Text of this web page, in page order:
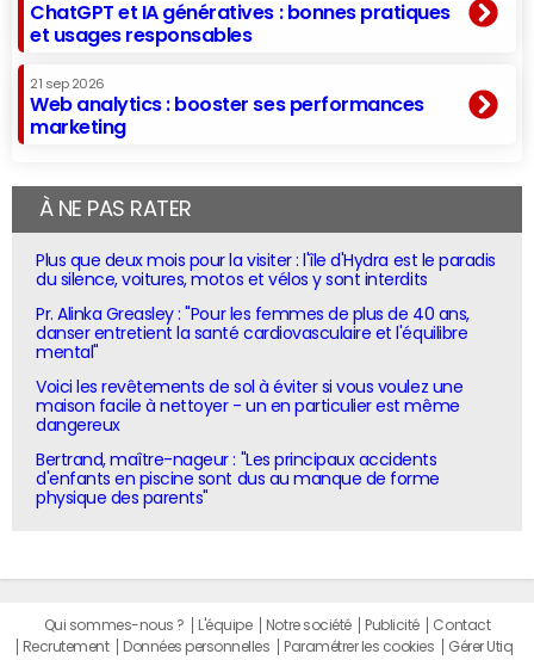
ChatGPT et IA génératives : bonnes pratiques
et usages responsables
21 sep 2026
Web analytics : booster ses performances
marketing
À NE PAS RATER
Plus que deux mois pour la visiter : l'île d'Hydra est le paradis
du silence, voitures, motos et vélos y sont interdits
Pr. Alinka Greasley : "Pour les femmes de plus de 40 ans,
danser entretient la santé cardiovasculaire et l'équilibre
mental"
Voici les revêtements de sol à éviter si vous voulez une
maison facile à nettoyer - un en particulier est même
dangereux
Bertrand, maître-nageur : "Les principaux accidents
d'enfants en piscine sont dus au manque de forme
physique des parents"
Qui sommes-nous ? L'équipe Notre société Publicité
Contact
Recrutement
Données personnelles Paramétrer les cookies Gérer Utiq